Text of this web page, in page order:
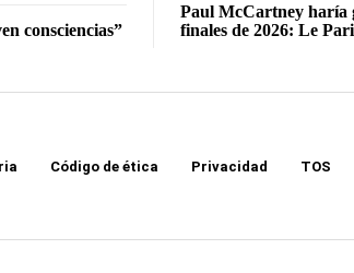
consciencias”
Paul McCartney haría
finales de 2026: Le
Código de ética Privacidad TOS